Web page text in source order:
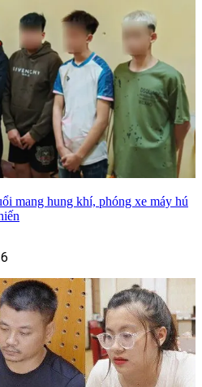
mang hung khí, phóng xe máy hú